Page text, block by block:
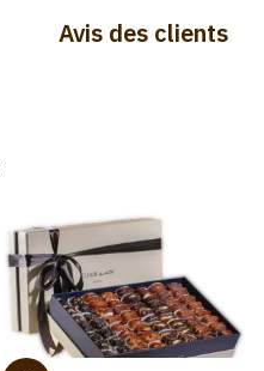
Avis des clients